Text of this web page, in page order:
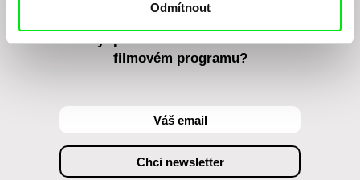
Odmítnout
Chcete být pravidelně informováni o našem
filmovém programu?